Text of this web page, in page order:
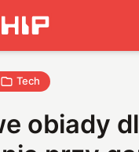
Tech
obiady